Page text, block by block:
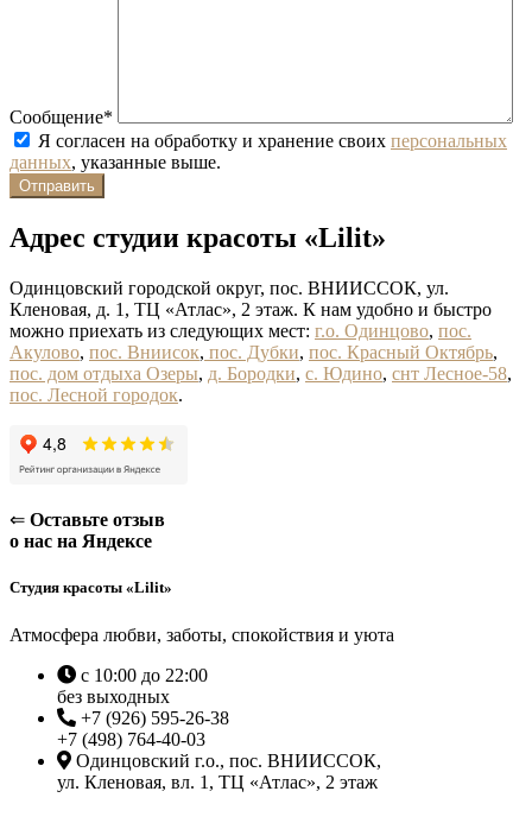
Сообщение*
Я согласен на обработку и хранение своих персональных
данных, указанные выше.
Адрес студии красоты «Lilit»
Одинцовский городской округ, пос. ВНИИССОК, ул.
Кленовая, д. 1, ТЦ «Атлас», 2 этаж. К нам удобно и быстро
можно приехать из следующих мест: г.о. Одинцово, пос.
Акулово, пос. Вниисок, пос. Дубки, пос. Красный Октябрь,
пос. дом отдыха Озеры, д. Бородки, с. Юдино, снт Лесное-58,
пос. Лесной городок.
⇐ Оставьте отзыв
о нас на Яндексе
Студия красоты «Lilit»
Атмосфера любви, заботы, спокойствия и уюта
с 10:00 до 22:00
без выходных
+7 (926) 595-26-38
+7 (498) 764-40-03
Одинцовский г.о., пос. ВНИИССОК,
ул. Кленовая, вл. 1, ТЦ «Атлас», 2 этаж